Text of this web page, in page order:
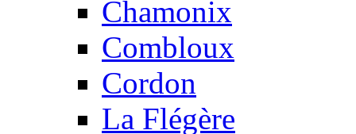
Chamonix
Combloux
Cordon
La Flégère